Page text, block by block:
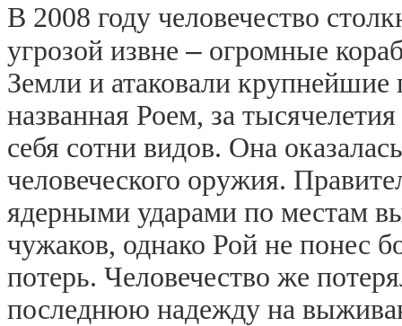
В 2008 году человечество
угрозой извне – огромные
Земли и атаковали крупнейшие
названная Роем, за
себя сотни видов. Она
человеческого оружия.
ядерными ударами по местам
чужаков, однако Рой не понес
потерь. Человечество же
последнюю надежду на